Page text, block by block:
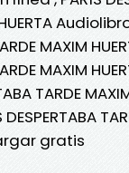
MAXIM
MAXIM
TARDE
gratis